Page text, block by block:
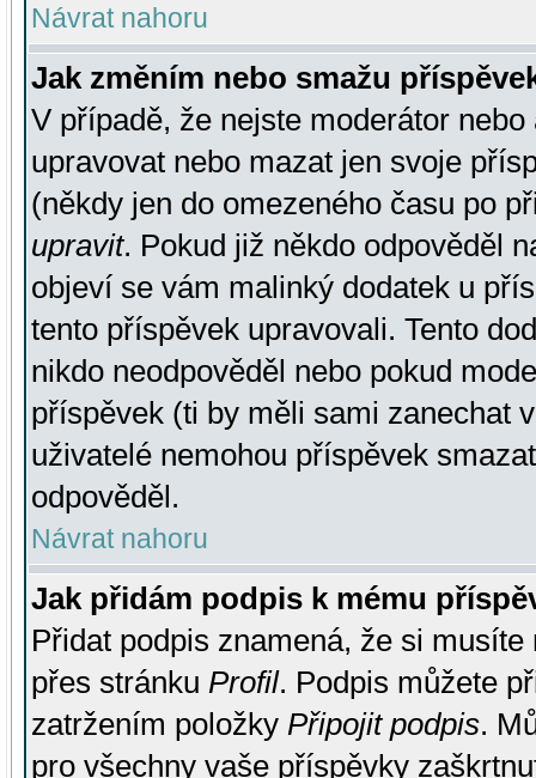
Návrat nahoru
Jak změním nebo smažu
V případě, že nejste moderátor
upravovat nebo mazat jen svoje
(někdy jen do omezeného času po
upravit. Pokud již někdo odpověděl
objeví se vám malinký dodatek u
tento příspěvek upravovali. Tento
nikdo neodpověděl nebo pokud
příspěvek (ti by měli sami zanechat
uživatelé nemohou příspěvek
odpověděl.
Návrat nahoru
Jak přidám podpis k mému
Přidat podpis znamená, že si
přes stránku Profil. Podpis můžete
zatržením položky Připojit podpis.
pro všechny vaše příspěvky